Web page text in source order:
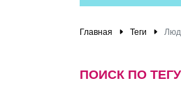
Главная Теги
ПОИСК ПО